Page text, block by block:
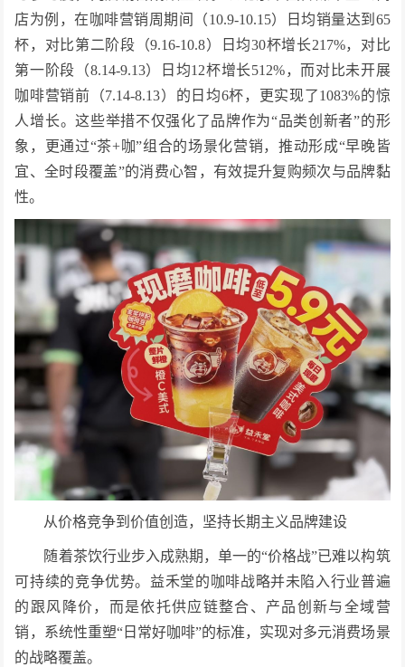
店为例，在咖啡营销周期间（10.9-10.15）日均销量达到65
杯，对比第二阶段（9.16-10.8）日均30杯增长217%，对比
第一阶段（8.14-9.13）日均12杯增长512%，而对比未开展
咖啡营销前（7.14-8.13）的日均6杯，更实现了1083%的惊
人增长。这些举措不仅强化了品牌作为“品类创新者”的形
象，更通过“茶+咖”组合的场景化营销，推动形成“早晚皆
宜、全时段覆盖”的消费心智，有效提升复购频次与品牌黏
性。
从价格竞争到价值创造，坚持长期主义品牌建设
随着茶饮行业步入成熟期，单一的“价格战”已难以构筑
可持续的竞争优势。益禾堂的咖啡战略并未陷入行业普遍
的跟风降价，而是依托供应链整合、产品创新与全域营
销，系统性重塑“日常好咖啡”的标准，实现对多元消费场景
的战略覆盖。